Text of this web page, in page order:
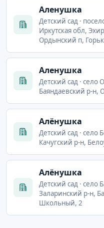
Аленушка
Детский сад ·
Иркутская обл,
Ордынский п,
Аленушка
Детский сад · село
Баяндаевский р-н,
Алёнушка
Детский сад · село
Качугский р-н,
Алёнушка
Детский сад · село
Заларинский р-н,
Школьный, 2